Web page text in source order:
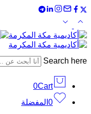
Search here
0Cart
0 المفضلة